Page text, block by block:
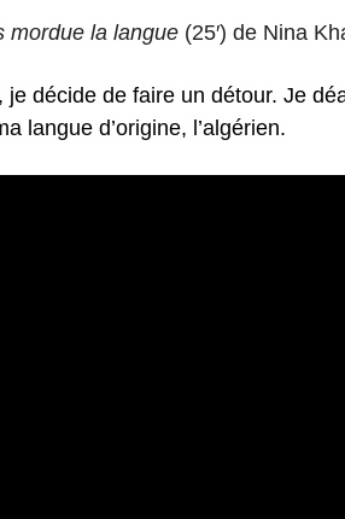
mordue la langue (25′) de Nina
décide de faire un détour. Je
langue d’origine, l’algérien.